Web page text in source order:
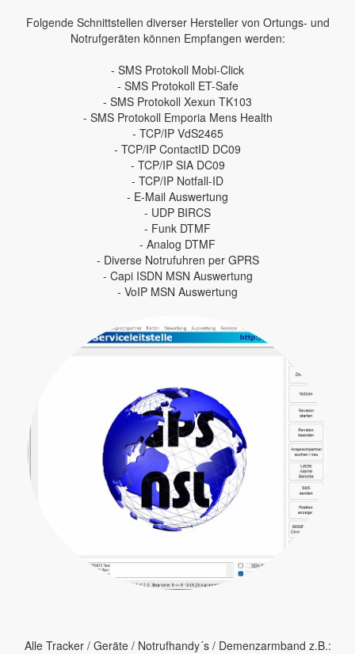
Folgende Schnittstellen diverser Hersteller von Ortungs- und
Notrufgeräten können Empfangen werden:
- SMS Protokoll Mobi-Click
- SMS Protokoll ET-Safe
- SMS Protokoll Xexun TK103
- SMS Protokoll Emporia Mens Health
- TCP/IP VdS2465
- TCP/IP ContactID DC09
- TCP/IP SIA DC09
- TCP/IP Notfall-ID
- E-Mail Auswertung
- UDP BIRCS
- Funk DTMF
- Analog DTMF
- Diverse Notrufuhren per GPRS
- Capi ISDN MSN Auswertung
- VoIP MSN Auswertung
Alle Tracker / Geräte / Notrufhandy´s / Demenzarmband z.B.: